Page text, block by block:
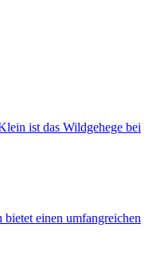
ist das Wildgehege bei
einen umfangreichen